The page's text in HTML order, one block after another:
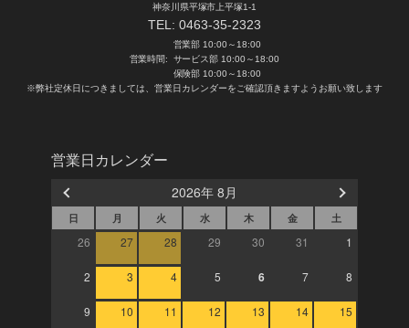
神奈川県平塚市上平塚1-1
TEL:0463-35-2323
営業時間:
営業部 10:00～18:00
サービス部 10:00～18:00
保険部 10:00～18:00
※弊社定休日につきましては、営業日カレンダーをご確認頂きますようお願い致します
営業日カレンダー
2026年 8月
日 月 火 水 木 金 土
26 27 28 29 30 31 1
2 3 4 5 6 7 8
9 10 11 12 13 14 15